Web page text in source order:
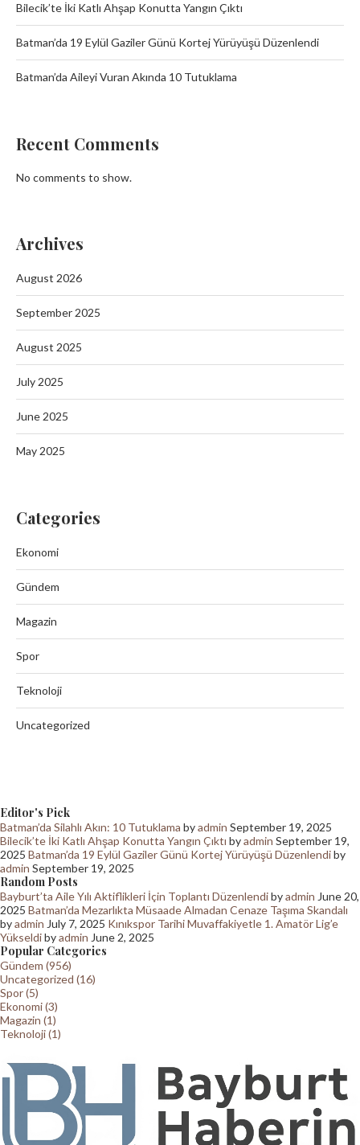
Bilecik’te İki Katlı Ahşap Konutta Yangın Çıktı
Batman’da 19 Eylül Gaziler Günü Kortej Yürüyüşü Düzenlendi
Batman’da Aileyi Vuran Akında 10 Tutuklama
Recent Comments
No comments to show.
Archives
August 2026
September 2025
August 2025
July 2025
June 2025
May 2025
Categories
Ekonomi
Gündem
Magazin
Spor
Teknoloji
Uncategorized
Editor's Pick
Batman’da Silahlı Akın: 10 Tutuklama byadmin September 19, 2025
Bilecik’te İki Katlı Ahşap Konutta Yangın Çıktı byadmin September 19,
2025 Batman’da 19 Eylül Gaziler Günü Kortej Yürüyüşü Düzenlendiby
admin September 19, 2025
Random Posts
Bayburt’ta Aile Yılı Aktiflikleri İçin Toplantı Düzenlendibyadmin June 20,
2025 Batman’da Mezarlıkta Müsaade Almadan Cenaze Taşıma Skandalı
byadmin July 7, 2025 Kınıkspor Tarihi Muvaffakiyetle 1. Amatör Lig’e
Yükseldibyadmin June 2, 2025
Popular Categories
Gündem (956)
Uncategorized (16)
Spor (5)
Ekonomi (3)
Magazin (1)
Teknoloji (1)